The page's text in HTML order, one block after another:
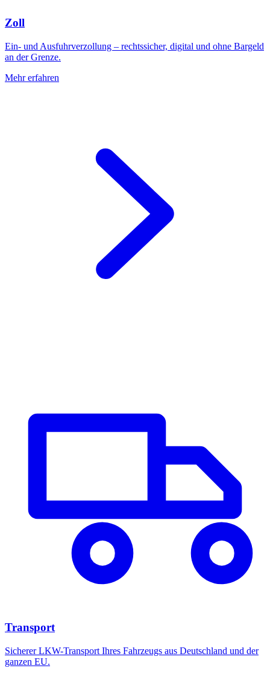
Zoll
Ein- und Ausfuhrverzollung – rechtssicher, digital und ohne Bargeld
an der Grenze.
Mehr erfahren
Transport
Sicherer LKW-Transport Ihres Fahrzeugs aus Deutschland und der
ganzen EU.